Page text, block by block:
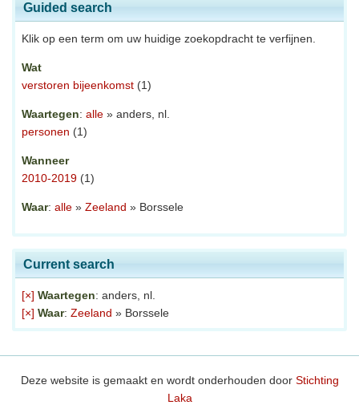
Guided search
Klik op een term om uw huidige zoekopdracht te verfijnen.
Wat
verstoren bijeenkomst (1)
Waartegen: alle » anders, nl.
personen (1)
Wanneer
2010-2019 (1)
Waar: alle » Zeeland » Borssele
Current search
[×] Waartegen: anders, nl.
[×] Waar: Zeeland » Borssele
Deze website is gemaakt en wordt onderhouden door Stichting
Laka